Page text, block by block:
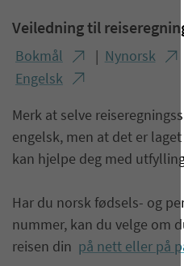
Veiledning til
Bokmål Nynorsk
Engelsk
Merk at selve
engelsk, men at det er
kan hjelpe deg med
Har du norsk fødsels- og
nummer, kan du velge om
reisen din på nett eller på